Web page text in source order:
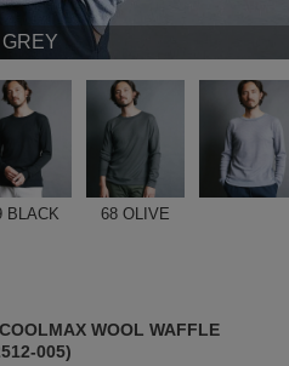
BLACK 68 OLIVE
WOOL WAFFLE
005)